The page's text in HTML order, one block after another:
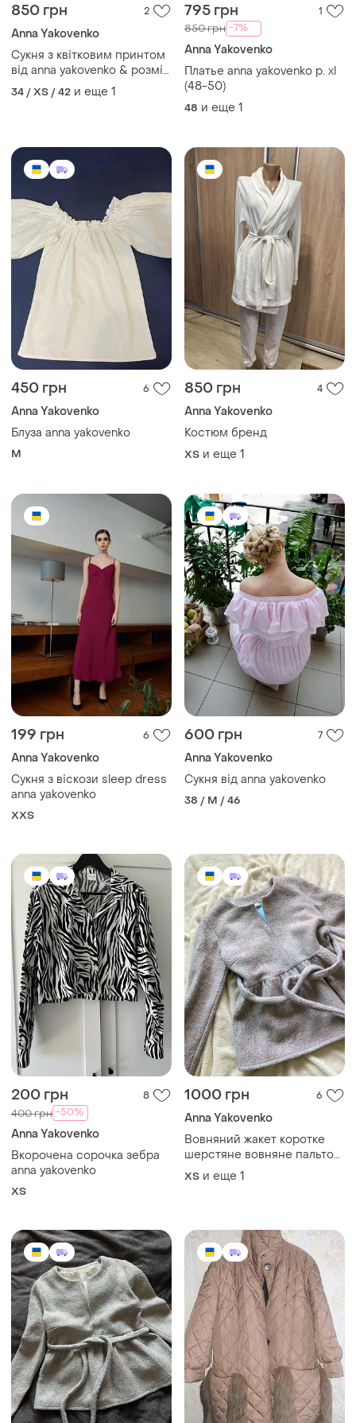
850 грн 2
Anna Yakovenko
Сукня з квітковим принтом
від anna yakovenko & розмір
від s go xl
34 / XS / 42 и еще 1
795 грн 1
850 грн -7%
Anna Yakovenko
Платье anna yakovenko р. xl
(48-50)
48 и еще 1
450 грн 6
Anna Yakovenko
Блуза anna yakovenko
M
850 грн 4
Anna Yakovenko
Костюм бренд
ХS и еще 1
199 грн 6
Anna Yakovenko
Сукня з віскози sleep dress
anna yakovenko
XХS
600 грн 7
Anna Yakovenko
Сукня від anna yakovenko
38 / M / 46
200 грн 8
400 грн -50%
Anna Yakovenko
Вкорочена сорочка зебра
anna yakovenko
ХS
1000 грн 6
Anna Yakovenko
Вовняний жакет коротке
шерстяне вовняне пальто
полупальио напівпальто
приталений жакет піджак
ХS и еще 1